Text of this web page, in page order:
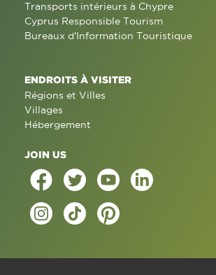
Transports intérieurs à Chypre
Cyprus Responsible Tourism
Bureaux d'Information Touristique
ENDROITS À VISITER
Régions et Villes
Villages
Hébergement
JOIN US